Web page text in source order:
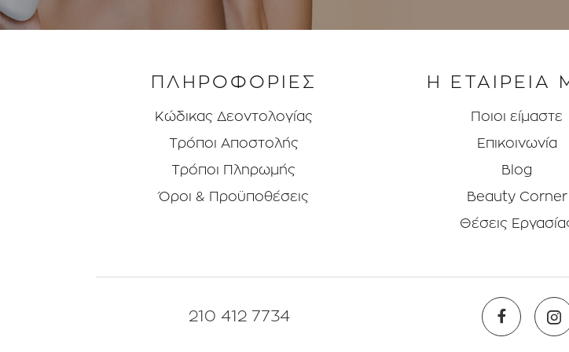
ΠΛΗΡΟΦΟΡΙΕΣ
Κώδικας Δεοντολογίας
Τρόποι Aποστολής
Τρόποι Πληρωμής
Όροι & Προϋποθέσεις
Η ΕΤΑΙΡΕΙΑ
Ποιοι είμαστε
Επικοινωνία
Blog
Beauty Corner
Θέσεις
210 412 7734